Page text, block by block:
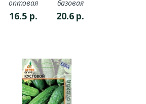
оптовая
16.5 р.
базовая
20.6 р.